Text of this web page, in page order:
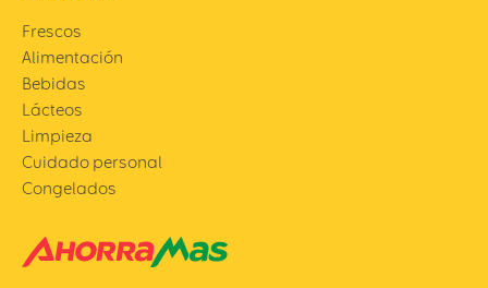
Frescos
Alimentación
Bebidas
Lácteos
Limpieza
Cuidado personal
Congelados